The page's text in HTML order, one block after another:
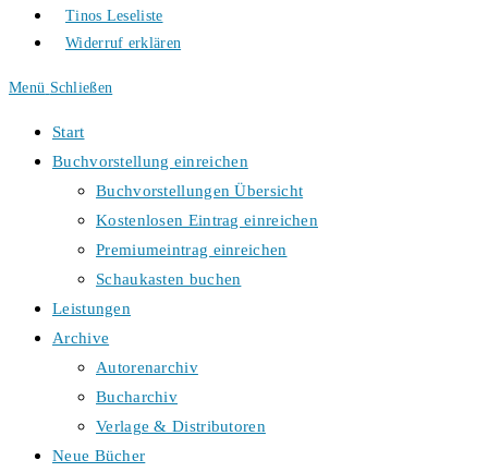
Tinos Leseliste
Widerruf erklären
Menü Schließen
Start
Buchvorstellung einreichen
Buchvorstellungen Übersicht
Kostenlosen Eintrag einreichen
Premiumeintrag einreichen
Schaukasten buchen
Leistungen
Archive
Autorenarchiv
Bucharchiv
Verlage & Distributoren
Neue Bücher